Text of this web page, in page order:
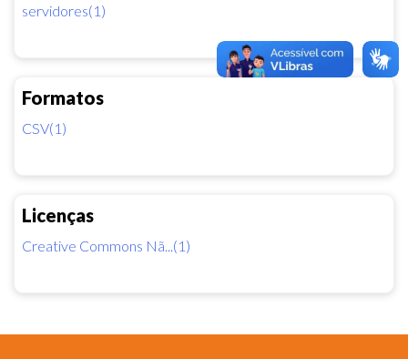
servidores(1)
Formatos
CSV(1)
Licenças
Creative Commons Nã...(1)